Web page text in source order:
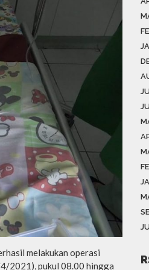
melakukan operasi
2021), pukul 08.00 hingga